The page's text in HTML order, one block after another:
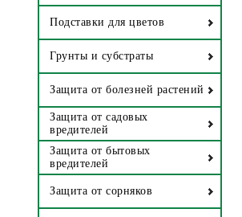
Подставки для цветов
Грунты и субстраты
Защита от болезней растений
Защита от садовых
вредителей
Защита от бытовых
вредителей
Защита от сорняков